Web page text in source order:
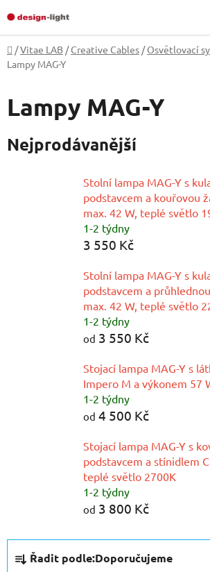
na
obsah
Domů
/Vitae LAB / Creative Cables / Osvětlovací
Lampy MAG-Y
Lampy MAG-Y
Nejprodávanější
Stolní lampa MAG-Y s
podstavcem a kouřovou
max. 42 W, teplé světlo
1-2 týdny
3 550 Kč
Stolní lampa MAG-Y s
podstavcem a
max. 42 W, teplé světlo
1-2 týdny
od 3 550 Kč
Stojací lampa MAG-Y s
Impero M a výkonem 57
1-2 týdny
od 4 500 Kč
Stojací lampa MAG-Y s
podstavcem a stínidlem
teplé světlo 2700K
1-2 týdny
od 3 800 Kč
Ř
Řadit podle:Doporučujeme